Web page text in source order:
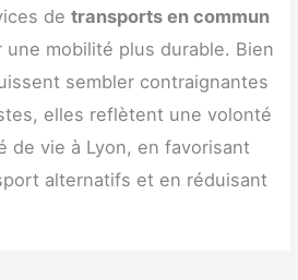
detransports en commun
mobilité plus durable. Bien
sembler contraignantes
elles reflètent une volonté
de vie à Lyon, en favorisant
alternatifs et en réduisant